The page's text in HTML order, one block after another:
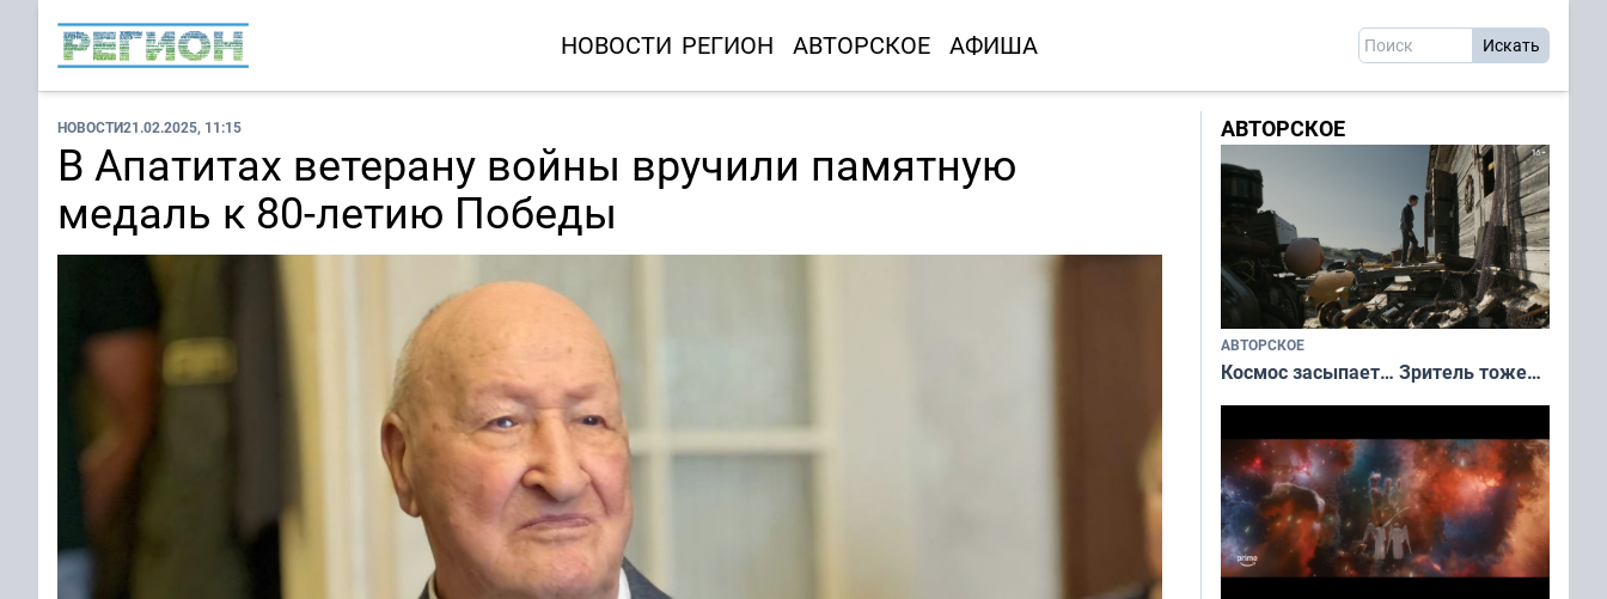
НОВОСТИ РЕГИОН АВТОРСКОЕ АФИША
НОВОСТИ21.02.2025, 11:15
В Апатитах ветерану войны вручили памятную
медаль к 80-летию Победы
АВТОРСКОЕ
АВТОРСКОЕ
Космос засыпает… Зритель тоже…